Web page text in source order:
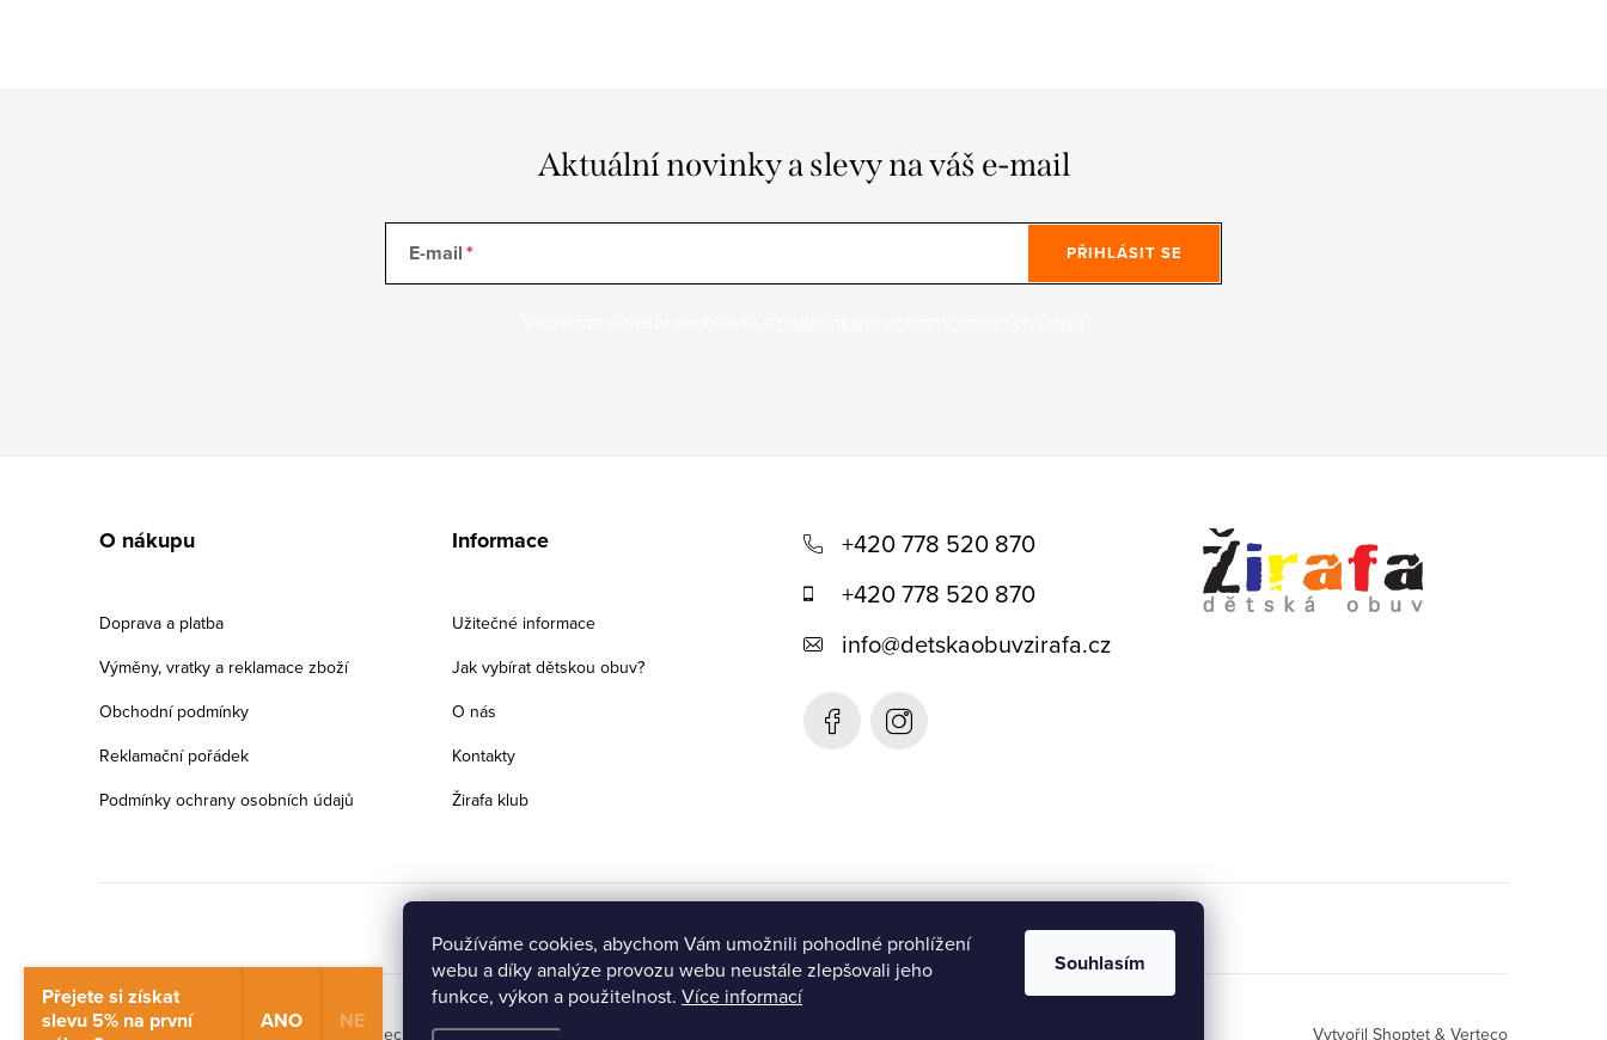
Používáme cookies, abychom Vám umožnili pohodlné prohlížení
webu a díky analýze provozu webu neustále zlepšovali jeho
funkce, výkon a použitelnost. Více informací
Souhlasím
Aktuální novinky a slevy na váš e-mail
E-mail PŘIHLÁSIT SE
O nákupu
Doprava a platba
Výměny, vratky a reklamace zboží
Obchodní podmínky
Reklamační pořádek
Podmínky ochrany osobních údajů
Informace
Užitečné informace
Jak vybírat dětskou obuv?
O nás
Kontakty
Žirafa klub
+420 778 520 870
+420 778 520 870
info@detskaobuvzirafa.cz
Vytvořil Shoptet & Verteco
Copyright 2026 Žirafa Dětská obuv. Všechna práva vyhrazena.
Přejete si získat
slevu 5% na první
ANO NE